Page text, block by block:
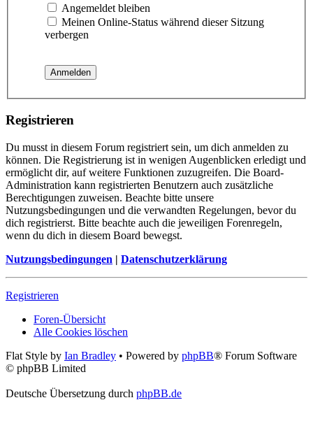
Angemeldet bleiben
Meinen Online-Status während dieser Sitzung
verbergen
Registrieren
Du musst in diesem Forum registriert sein, um dich anmelden zu
können. Die Registrierung ist in wenigen Augenblicken erledigt und
ermöglicht dir, auf weitere Funktionen zuzugreifen. Die Board-
Administration kann registrierten Benutzern auch zusätzliche
Berechtigungen zuweisen. Beachte bitte unsere
Nutzungsbedingungen und die verwandten Regelungen, bevor du
dich registrierst. Bitte beachte auch die jeweiligen Forenregeln,
wenn du dich in diesem Board bewegst.
Nutzungsbedingungen | Datenschutzerklärung
Registrieren
Foren-Übersicht
Alle Cookies löschen
Flat Style by Ian Bradley • Powered by phpBB® Forum Software
© phpBB Limited
Deutsche Übersetzung durch phpBB.de